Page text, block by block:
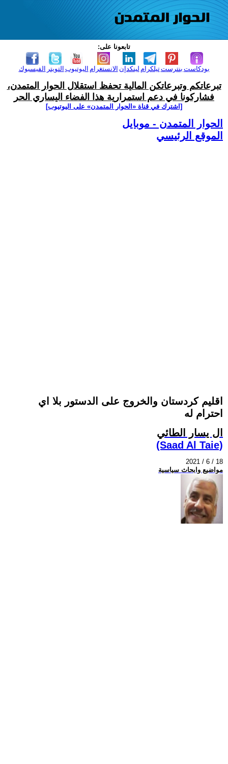
تابعونا على:
الفيسبوك التويتر اليوتيوب الانستغرام لينكدإن تيلكرامبنترست بودكاست
تبرعاتكم وتبرعاتكن المالية تحفظ استقلال الحوار المتمدن،
فشاركونا في دعم استمرارية هذا الفضاء اليساري الحر
[اشترك في قناة ‫«الحوار المتمدن» على اليوتيوب]
الحوار المتمدن - موبايل
الموقع الرئيسي
اقليم كردستان والخروج على الدستور بلا اي
احترام له
ال يسار الطائي
(Saad Al Taie)
2021 / 6 / 18
مواضيع وابحاث سياسية